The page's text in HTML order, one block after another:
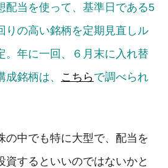
配当を使って、基準日である5
りの高い銘柄を定期見直しル
。年に一回、６月末に入れ替
銘柄は、 こちらで調べられ
の中でも特に大型で、配当を
資するといいのではないかと